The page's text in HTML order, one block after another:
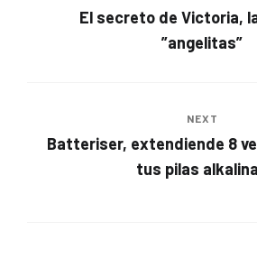
El secreto de Victoria,
”angelitas”
NEXT
Batteriser, extendiende 8
tus pilas